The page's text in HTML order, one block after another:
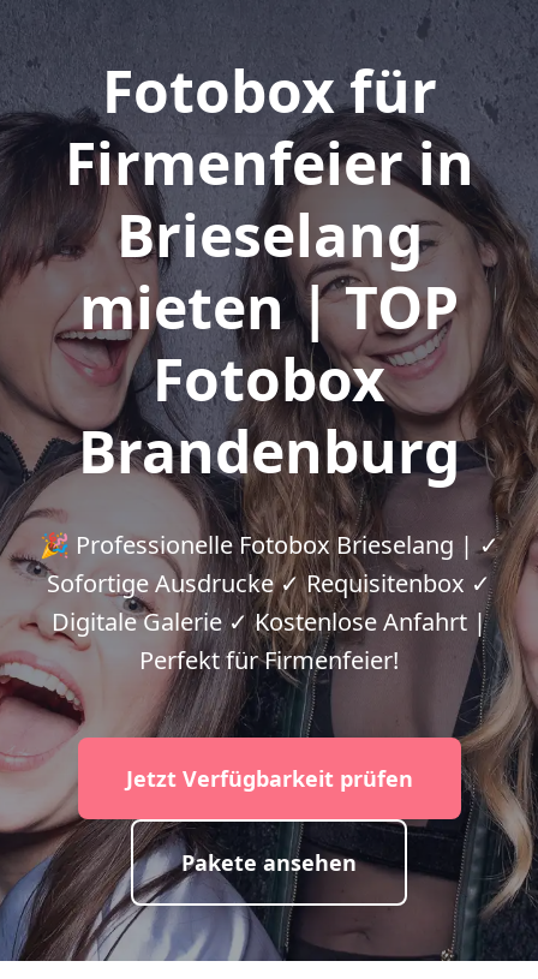
Fotobox für
Firmenfeier in
Brieselang
mieten | TOP
Fotobox
Brandenburg
🎉 Professionelle Fotobox Brieselang | ✓
Sofortige Ausdrucke ✓ Requisitenbox ✓
Digitale Galerie ✓ Kostenlose Anfahrt |
Perfekt für Firmenfeier!
Jetzt Verfügbarkeit prüfen
Pakete ansehen